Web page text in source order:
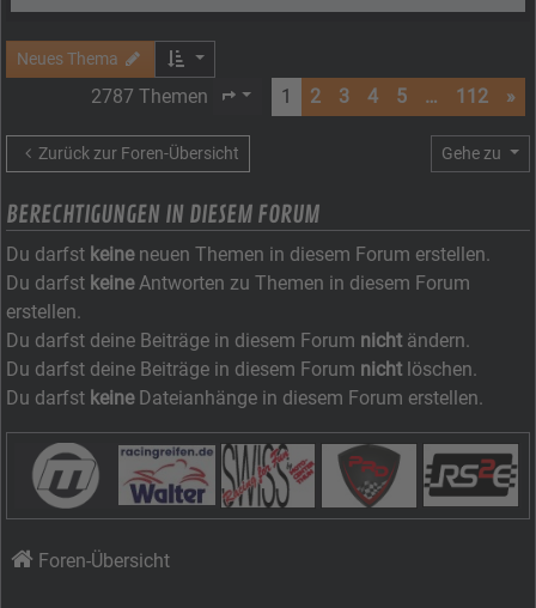
Neues Thema
2787 Themen Seite von112
1 2 3 4 5 … 112 »
Zurück zur Foren-Übersicht Gehe zu
BERECHTIGUNGEN IN DIESEM FORUM
Du darfst keineneuen Themen in diesem Forum erstellen.
Du darfst keineAntworten zu Themen in diesem Forum
erstellen.
Du darfst deine Beiträge in diesem Forum nicht ändern.
Du darfst deine Beiträge in diesem Forum nicht löschen.
Du darfst keineDateianhänge in diesem Forum erstellen.
Foren-Übersicht